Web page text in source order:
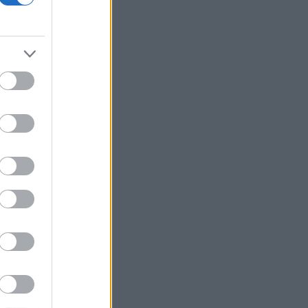
εξαμήνου, αύξηση 14% - «Άλμα» 62%
απειλεί οικονομία και αγορές
με το βλέμμα στις διαπραγματεύσεις
ΗΠΑ-Ιράν
Αττική και Πρέβεζα για πρόκληση
πυρκαγιάς και παραβάσεις
πυροπροστασίας
των Στενών του Ορμούζ
διαπραγμάτευση των 82.400 νέων
μετοχών